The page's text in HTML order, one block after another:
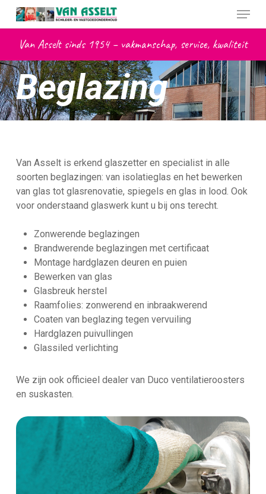
Skip
content
Menu
Van Asselt sinds 1954 – vakmanschap, service, kwaliteit
Beglazing
Van Asselt is erkend glaszetter en specialist in alle
soorten beglazingen: van isolatieglas en het bewerken
van glas tot glasrenovatie, spiegels en glas in lood. Ook
voor onderstaand glaswerk kunt u bij ons terecht.
Zonwerende beglazingen
Brandwerende beglazingen met certificaat
Montage hardglazen deuren en puien
Bewerken van glas
Glasbreuk herstel
Raamfolies: zonwerend en inbraakwerend
Coaten van beglazing tegen vervuiling
Hardglazen puivullingen
Glassiled verlichting
We zijn ook officieel dealer van Duco ventilatieroosters
en suskasten.